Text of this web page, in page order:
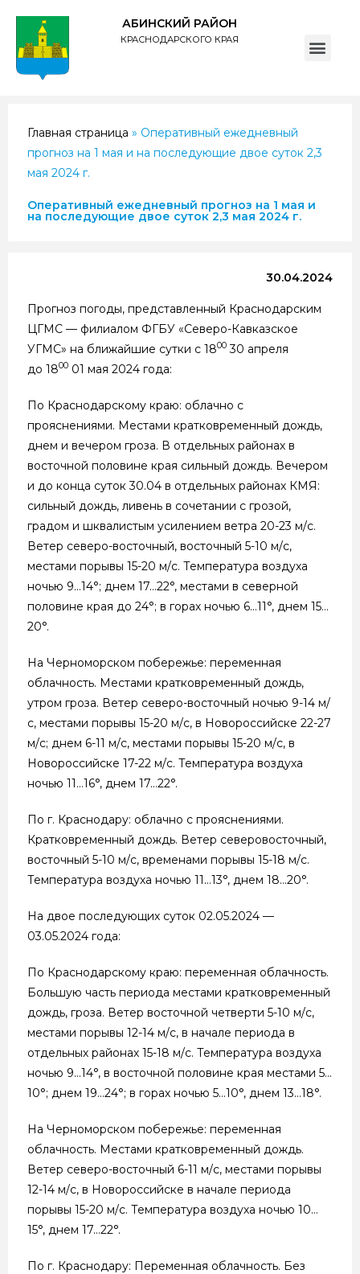
АБИНСКИЙ РАЙОН
КРАСНОДАРСКОГО КРАЯ
Главная страница » Оперативный ежедневный
прогноз на 1 мая и на последующие двое суток 2,3
мая 2024 г.
Оперативный ежедневный прогноз на 1 мая и
на последующие двое суток 2,3 мая 2024 г.
30.04.2024
Прогноз погоды, представленный Краснодарским
ЦГМС — филиалом ФГБУ «Северо-Кавказское
УГМС» на ближайшие сутки с 1800 30 апреля
до 1800 01 мая 2024 года:
По Краснодарскому краю: облачно с
прояснениями. Местами кратковременный дождь,
днем и вечером гроза. В отдельных районах в
восточной половине края сильный дождь. Вечером
и до конца суток 30.04 в отдельных районах КМЯ:
сильный дождь, ливень в сочетании с грозой,
градом и шквалистым усилением ветра 20-23 м/с.
Ветер северо-восточный, восточный 5-10 м/с,
местами порывы 15-20 м/с. Температура воздуха
ночью 9…14°; днем 17…22°, местами в северной
половине края до 24°; в горах ночью 6…11°, днем 15…
20°.
На Черноморском побережье: переменная
облачность. Местами кратковременный дождь,
утром гроза. Ветер северо-восточный ночью 9-14 м/
с, местами порывы 15-20 м/с, в Новороссийске 22-27
м/с; днем 6-11 м/с, местами порывы 15-20 м/с, в
Новороссийске 17-22 м/с. Температура воздуха
ночью 11…16°, днем 17…22°.
По г. Краснодару: облачно с прояснениями.
Кратковременный дождь. Ветер северовосточный,
восточный 5-10 м/с, временами порывы 15-18 м/с.
Температура воздуха ночью 11…13°, днем 18…20°.
На двое последующих суток 02.05.2024 —
03.05.2024 года:
По Краснодарскому краю: переменная облачность.
Большую часть периода местами кратковременный
дождь, гроза. Ветер восточной четверти 5-10 м/с,
местами порывы 12-14 м/с, в начале периода в
отдельных районах 15-18 м/с. Температура воздуха
ночью 9…14°, в восточной половине края местами 5…
10°; днем 19…24°; в горах ночью 5…10°, днем 13…18°.
На Черноморском побережье: переменная
облачность. Местами кратковременный дождь.
Ветер северо-восточный 6-11 м/с, местами порывы
12-14 м/с, в Новороссийске в начале периода
порывы 15-20 м/с. Температура воздуха ночью 10…
15°, днем 17…22°.
По г. Краснодару: Переменная облачность. Без